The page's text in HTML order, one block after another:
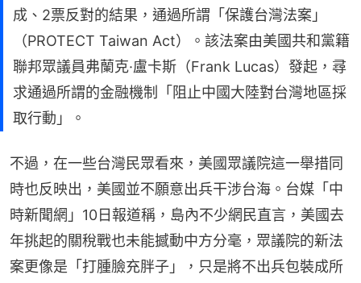
成、2票反對的結果，通過所謂「保護台灣法案」
（PROTECT Taiwan Act）。該法案由美國共和黨籍
聯邦眾議員弗蘭克·盧卡斯（Frank Lucas）發起，尋
求通過所謂的金融機制「阻止中國大陸對台灣地區採
取行動」。
不過，在一些台灣民眾看來，美國眾議院這一舉措同
時也反映出，美國並不願意出兵干涉台海。台媒「中
時新聞網」10日報道稱，島內不少網民直言，美國去
年挑起的關稅戰也未能撼動中方分毫，眾議院的新法
案更像是「打腫臉充胖子」，只是將不出兵包裝成所